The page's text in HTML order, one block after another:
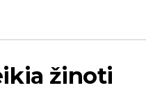
žinoti